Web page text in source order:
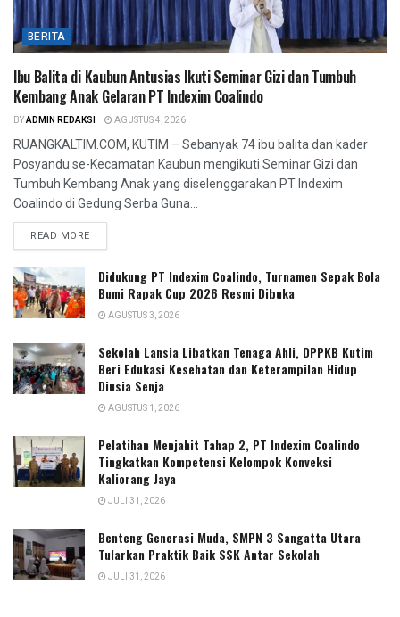
BERITA
Ibu Balita di Kaubun Antusias Ikuti Seminar Gizi dan Tumbuh
Kembang Anak Gelaran PT Indexim Coalindo
BYADMIN REDAKSI AGUSTUS 4, 2026
RUANGKALTIM.COM, KUTIM – Sebanyak 74 ibu balita dan kader
Posyandu se-Kecamatan Kaubun mengikuti Seminar Gizi dan
Tumbuh Kembang Anak yang diselenggarakan PT Indexim
Coalindo di Gedung Serba Guna...
READ MORE
Didukung PT Indexim Coalindo, Turnamen Sepak Bola
Bumi Rapak Cup 2026 Resmi Dibuka
AGUSTUS 3, 2026
Sekolah Lansia Libatkan Tenaga Ahli, DPPKB Kutim
Beri Edukasi Kesehatan dan Keterampilan Hidup
Diusia Senja
AGUSTUS 1, 2026
Pelatihan Menjahit Tahap 2, PT Indexim Coalindo
Tingkatkan Kompetensi Kelompok Konveksi
Kaliorang Jaya
JULI 31, 2026
Benteng Generasi Muda, SMPN 3 Sangatta Utara
Tularkan Praktik Baik SSK Antar Sekolah
JULI 31, 2026